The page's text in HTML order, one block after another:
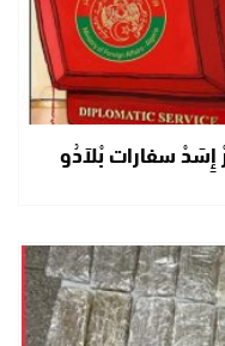
إِسَدْ سفارات بْلاَدُو